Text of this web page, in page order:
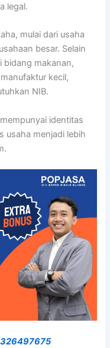
legal.
mulai dari usaha
besar. Selain
bidang makanan,
kecil,
NIB.
identitas
usaha menjadi lebih